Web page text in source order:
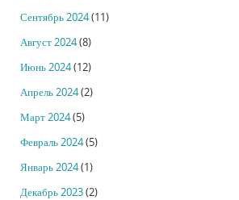
Сентябрь 2024(11)
Август 2024(8)
Июнь 2024(12)
Апрель 2024(2)
Март 2024(5)
Февраль 2024(5)
Январь 2024(1)
Декабрь 2023(2)